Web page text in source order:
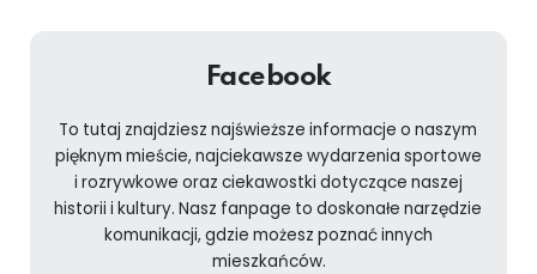
Facebook
To tutaj znajdziesz najświeższe informacje o naszym
pięknym mieście, najciekawsze wydarzenia sportowe
i rozrywkowe oraz ciekawostki dotyczące naszej
historii i kultury. Nasz fanpage to doskonałe narzędzie
komunikacji, gdzie możesz poznać innych
mieszkańców.